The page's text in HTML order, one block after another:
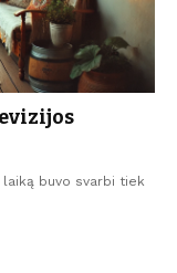
buvo svarbi tiek